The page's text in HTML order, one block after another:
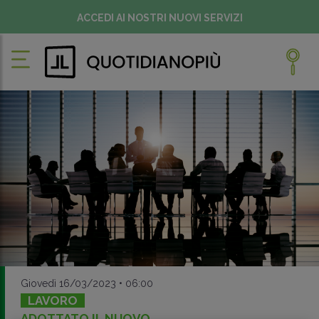
ACCEDI AI NOSTRI NUOVI SERVIZI
Giovedì 16/03/2023 • 06:00
LAVORO